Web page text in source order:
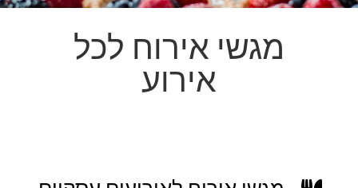
מגשי אירוח לכל
אירוע